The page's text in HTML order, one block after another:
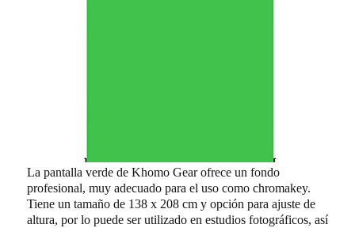
La pantalla verde de Khomo Gear ofrece un fondo
profesional, muy adecuado para el uso como chromakey.
Tiene un tamaño de 138 x 208 cm y opción para ajuste de
altura, por lo puede ser utilizado en estudios fotográficos, así